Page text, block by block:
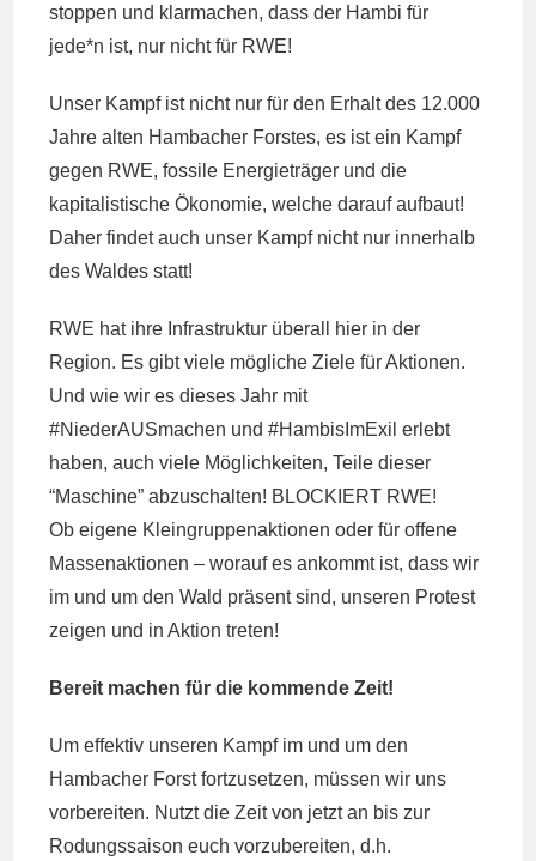
stoppen und klarmachen, dass der Hambi für
jede*n ist, nur nicht für RWE!
Unser Kampf ist nicht nur für den Erhalt des 12.000
Jahre alten Hambacher Forstes, es ist ein Kampf
gegen RWE, fossile Energieträger und die
kapitalistische Ökonomie, welche darauf aufbaut!
Daher findet auch unser Kampf nicht nur innerhalb
des Waldes statt!
RWE hat ihre Infrastruktur überall hier in der
Region. Es gibt viele mögliche Ziele für Aktionen.
Und wie wir es dieses Jahr mit
#NiederAUSmachen und #HambisImExil erlebt
haben, auch viele Möglichkeiten, Teile dieser
“Maschine” abzuschalten! BLOCKIERT RWE!
Ob eigene Kleingruppenaktionen oder für offene
Massenaktionen – worauf es ankommt ist, dass wir
im und um den Wald präsent sind, unseren Protest
zeigen und in Aktion treten!
Bereit machen für die kommende Zeit!
Um effektiv unseren Kampf im und um den
Hambacher Forst fortzusetzen, müssen wir uns
vorbereiten. Nutzt die Zeit von jetzt an bis zur
Rodungssaison euch vorzubereiten, d.h.